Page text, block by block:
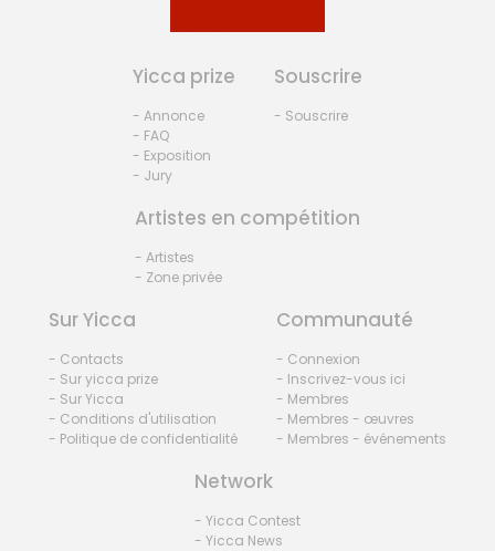
Yicca prize
- Annonce
- FAQ
- Exposition
- Jury
Souscrire
- Souscrire
Artistes en compétition
- Artistes
- Zone privée
Sur Yicca
- Contacts
- Sur yicca prize
- Sur Yicca
- Conditions d'utilisation
- Politique de confidentialité
Communauté
- Connexion
- Inscrivez-vous ici
- Membres
- Membres - œuvres
- Membres - événements
Network
- Yicca Contest
- Yicca News